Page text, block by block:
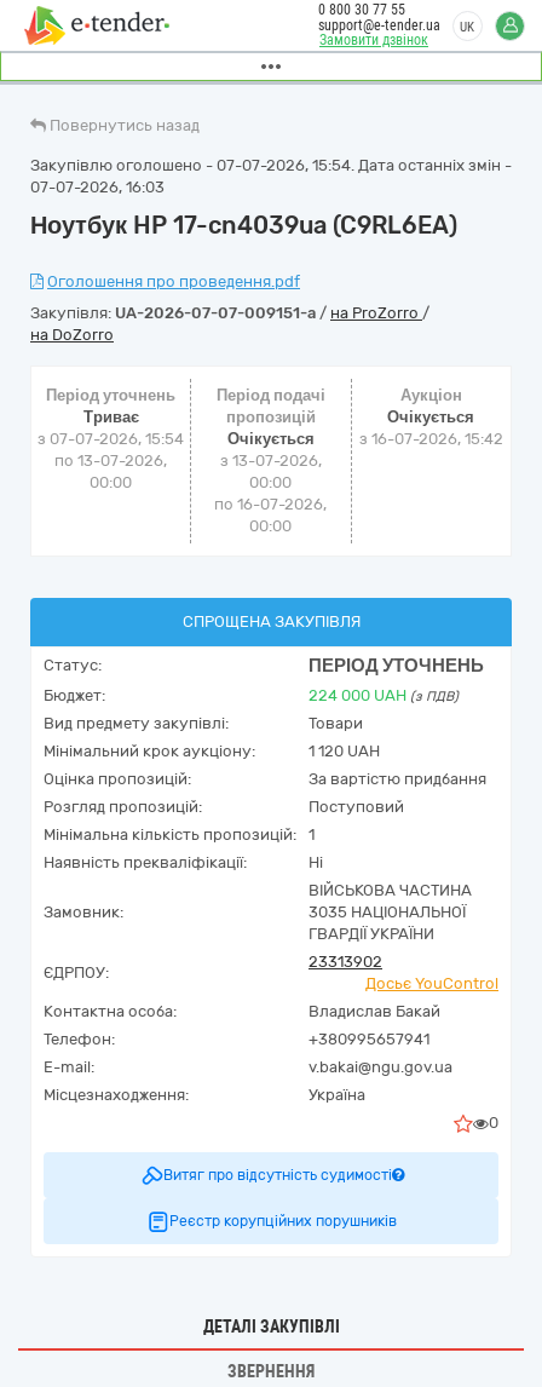
Замовити дзвінок
0 800 30 77 55
support@e-tender.ua
UK
Повернутись назад
Закупівлю оголошено - 07-07-2026, 15:54. Дата останніх змін -
07-07-2026, 16:03
Ноутбук HP 17-cn4039ua (C9RL6EA)
Оголошення про проведення.pdf
Закупівля: UA-2026-07-07-009151-a / на ProZorro /
на DoZorro
Період уточнень
Триває
з 07-07-2026, 15:54
по 13-07-2026,
00:00
Період подачі
пропозицій
Очікується
з 13-07-2026,
00:00
по 16-07-2026,
00:00
Аукціон
Очікується
з 16-07-2026, 15:42
СПРОЩЕНА ЗАКУПІВЛЯ
Статус: ПЕРІОД УТОЧНЕНЬ
Бюджет: 224 000 UAH (з ПДВ)
Вид предмету закупівлі:
Товари
Мінімальний крок аукціону:
1 120 UAH
Оцінка пропозицій:
За вартістю придбання
Розгляд пропозицій:
Поступовий
Мінімальна кількість пропозицій:
1
Наявність прекваліфікації:
Ні
Замовник:
ВІЙСЬКОВА ЧАСТИНА
3035 НАЦІОНАЛЬНОЇ
ГВАРДІЇ УКРАЇНИ
ЄДРПОУ:
23313902
Досьє YouControl
Контактна особа:
Владислав Бакай
Телефон:
+380995657941
E-mail:
v.bakai@ngu.gov.ua
Місцезнаходження:
Україна
0
Витяг про відсутність судимості
Реєстр корупційних порушників
ДЕТАЛІ ЗАКУПІВЛІ
ЗВЕРНЕННЯ